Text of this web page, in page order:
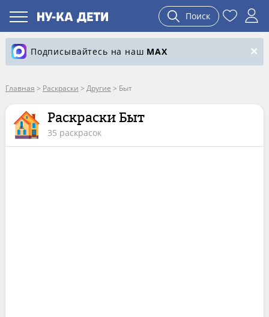
Поиск
Подписывайтесь на наш MAX
Главная > Раскраски > Другие > Быт
Раскраски Быт
35 раскрасок